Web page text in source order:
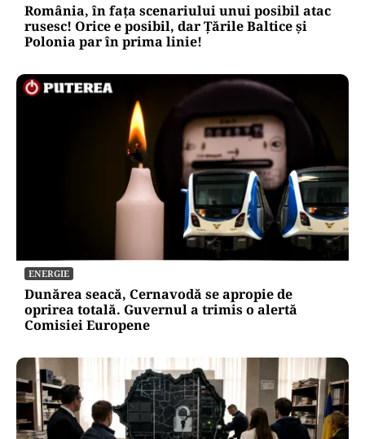
România, în fața scenariului unui posibil atac
rusesc! Orice e posibil, dar Țările Baltice și
Polonia par în prima linie!
ENERGIE
Dunărea seacă, Cernavodă se apropie de
oprirea totală. Guvernul a trimis o alertă
Comisiei Europene